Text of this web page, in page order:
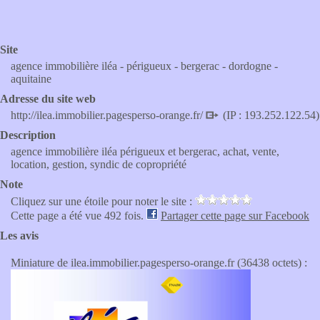
Site
agence immobilière iléa - périgueux - bergerac - dordogne -
aquitaine
Adresse du site web
http://ilea.immobilier.pagesperso-orange.fr/
(IP : 193.252.122.54)
Description
agence immobilière iléa périgueux et bergerac, achat, vente,
location, gestion, syndic de copropriété
Note
Cliquez sur une étoile pour noter le site :
Cette page a été vue 492 fois.
Partager cette page sur Facebook
Les avis
Miniature de ilea.immobilier.pagesperso-orange.fr (36438 octets) :